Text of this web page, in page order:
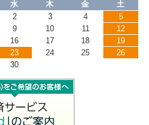
水 木 金
土
2 3 4
5
9 10 11
12
16 17 18
19
23 24 25
26
30